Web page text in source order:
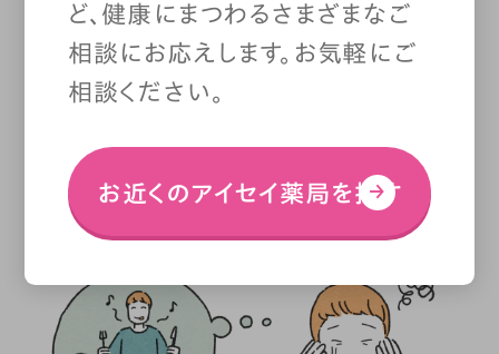
こんな人はドライアイになり
やすい
ど、健康にまつわるさまざまなご
相談にお応えします。お気軽にご
相談ください。
お近くのアイセイ薬局を探す